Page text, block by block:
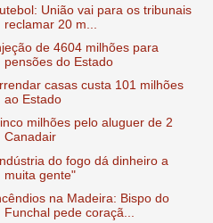
União vai para os tribunais
reclamar 20 m...
de 4604 milhões para
pensões do Estado
casas custa 101 milhões
ao Estado
milhões pelo aluguer de 2
Canadair
do fogo dá dinheiro a
muita gente"
na Madeira: Bispo do
Funchal pede coraçã...